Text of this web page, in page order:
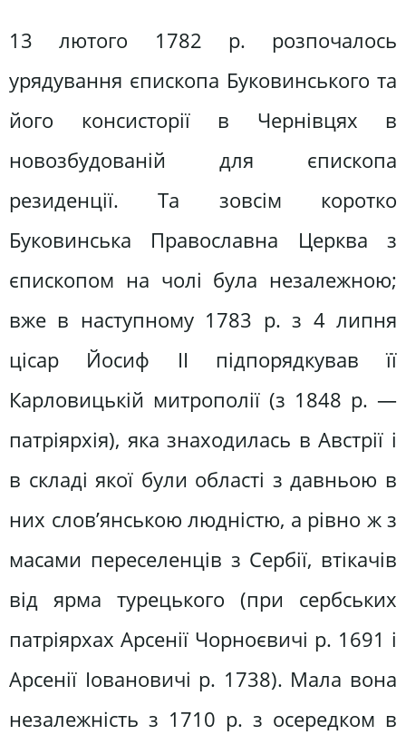
13 лютого 1782 р. розпочалось
урядування єпископа Буковинського та
його консисторії в Чернівцях в
новозбудованій для єпископа
резиденції. Та зовсім коротко
Буковинська Православна Церква з
єпископом на чолі була незалежною;
вже в наступному 1783 р. з 4 липня
цісар Йосиф II підпорядкував її
Карловицькій митрополії (з 1848 р. —
патріярхія), яка знаходилась в Австрії і
в складі якої були області з давньою в
них слов’янською людністю, а рівно ж з
масами переселенців з Сербії, втікачів
від ярма турецького (при сербських
патріярхах Арсенії Чорноєвичі р. 1691 і
Арсенії Іовановичі р. 1738). Мала вона
незалежність з 1710 р. з осередком в